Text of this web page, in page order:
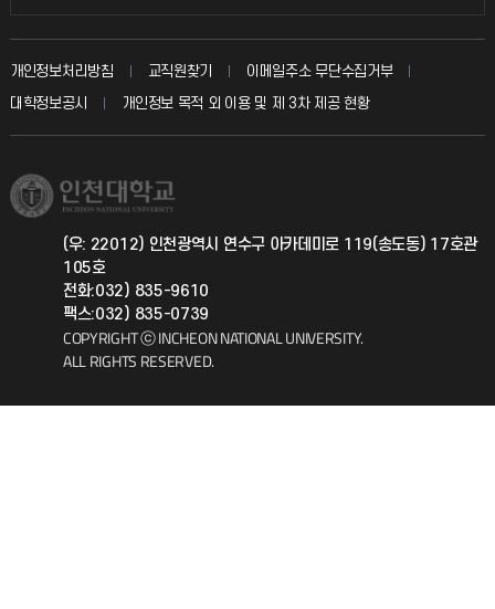
입학안내
취업정보(학생)
칭찬마당
학생서비스 지킴이
총동문회
교수회
교육혁신본부
국제지원과
공자아카데미
기초교육원
개인정보처리방침 교직원찾기
이메일주소 무단수집거부
대학정보공시
개인정보 목적 외 이용 및 제 3차 제공 현황
(우: 22012) 인천광역시 연수구 아카데미로 119(송도동) 17호관
105호
전화:032) 835-9610
팩스:032) 835-0739
COPYRIGHT ⓒ INCHEON NATIONAL UNIVERSITY.
ALL RIGHTS RESERVED.